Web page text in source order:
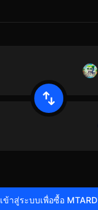
เข้าสู่ระบบเพื่อซื้อ MTARD